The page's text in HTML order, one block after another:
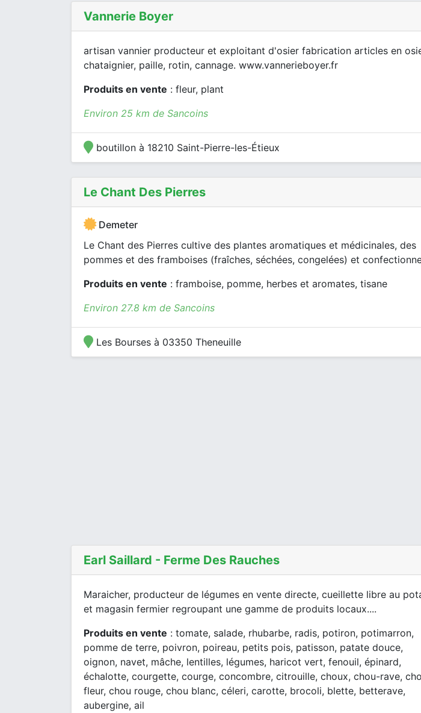
Vannerie Boyer
artisan vannier producteur et exploitant d'osier fabrication articles en
chataignier, paille, rotin, cannage. www.vannerieboyer.fr
Produits en vente : fleur, plant
Environ 25 km de Sancoins
boutillon à 18210 Saint-Pierre-les-Étieux
Le Chant Des Pierres
Demeter
Le Chant des Pierres cultive des plantes aromatiques et médicinales, des
pommes et des framboises (fraîches, séchées, congelées) et
Produits en vente : framboise, pomme, herbes et aromates, tisane
Environ 27.8 km de Sancoins
Les Bourses à 03350 Theneuille
Earl Saillard - Ferme Des Rauches
Maraicher, producteur de légumes en vente directe, cueillette libre au
et magasin fermier regroupant une gamme de produits locaux....
Produits en vente : tomate, salade, rhubarbe, radis, potiron, potimarron,
pomme de terre, poivron, poireau, petits pois, patisson, patate douce,
oignon, navet, mâche, lentilles, légumes, haricot vert, fenouil, épinard,
échalotte, courgette, courge, concombre, citrouille, choux, chou-rave,
fleur, chou rouge, chou blanc, céleri, carotte, brocoli, blette, betterave,
aubergine, ail